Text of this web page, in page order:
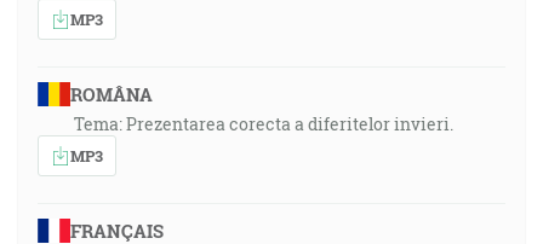
MP3
ROMÂNA
Tema: Prezentarea corecta a diferitelor invieri.
MP3
FRANÇAIS